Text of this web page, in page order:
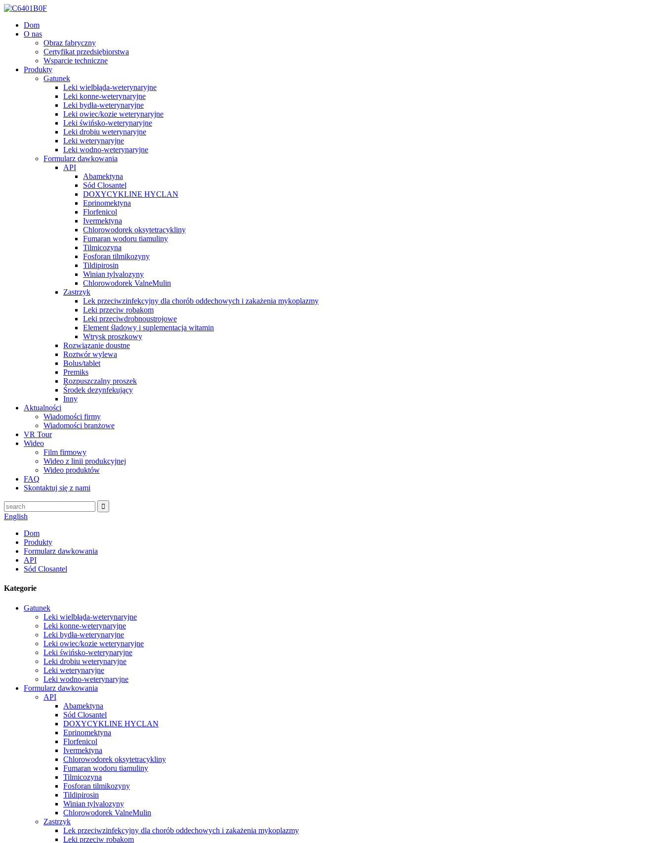
Dom
O nas
Obraz fabryczny
Certyfikat przedsiębiorstwa
Wsparcie techniczne
Produkty
Gatunek
Leki wielbłąda-weterynaryjne
Leki konne-weterynaryjne
Leki bydła-weterynaryjne
Leki owiec/kozie weterynaryjne
Leki świńsko-weterynaryjne
Leki drobiu weterynaryjne
Leki weterynaryjne
Leki wodno-weterynaryjne
Formularz dawkowania
API
Abamektyna
Sód Closantel
DOXYCYKLINE HYCLAN
Eprinomektyna
Florfenicol
Ivermektyna
Chlorowodorek oksytetracykliny
Fumaran wodoru tiamuliny
Tilmicozyna
Fosforan tilmikozyny
Tildipirosin
Winian tylvalozyny
Chlorowodorek ValneMulin
Zastrzyk
Lek przeciwzinfekcyjny dla chorób oddechowych i zakażenia mykoplazmy
Leki przeciw robakom
Leki przeciwdrobnoustrojowe
Element śladowy i suplementacja witamin
Wtrysk proszkowy
Rozwiązanie doustne
Roztwór wylewa
Bolus/tablet
Premiks
Rozpuszczalny proszek
Środek dezynfekujący
Inny
Aktualności
Wiadomości firmy
Wiadomości branżowe
VR Tour
Wideo
Film firmowy
Wideo z linii produkcyjnej
Wideo produktów
FAQ
Skontaktuj się z nami
English
Dom
Produkty
Formularz dawkowania
API
Sód Closantel
Kategorie
Gatunek
Leki wielbłąda-weterynaryjne
Leki konne-weterynaryjne
Leki bydła-weterynaryjne
Leki owiec/kozie weterynaryjne
Leki świńsko-weterynaryjne
Leki drobiu weterynaryjne
Leki weterynaryjne
Leki wodno-weterynaryjne
Formularz dawkowania
API
Abamektyna
Sód Closantel
DOXYCYKLINE HYCLAN
Eprinomektyna
Florfenicol
Ivermektyna
Chlorowodorek oksytetracykliny
Fumaran wodoru tiamuliny
Tilmicozyna
Fosforan tilmikozyny
Tildipirosin
Winian tylvalozyny
Chlorowodorek ValneMulin
Zastrzyk
Lek przeciwzinfekcyjny dla chorób oddechowych i zakażenia mykoplazmy
Leki przeciw robakom